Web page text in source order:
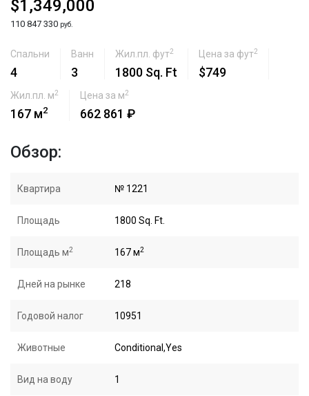
$1,349,000
110 847 330 руб.
Спальни
4
Ванн
3
Жил.пл. фут2
1800 Sq. Ft
Цена за фут2
$749
Жил.пл. м2
167 м2
Цена за м2
662 861 ₽
Обзор:
Квартира № 1221
Площадь 1800 Sq. Ft.
Площадь м2 167 м2
Дней на рынке 218
Годовой налог 10951
Животные Conditional,Yes
Вид на воду 1